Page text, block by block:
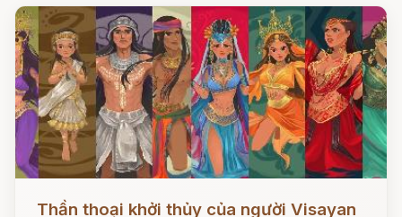
Đọc ngay
Thần thoại khởi thủy của người Visayan